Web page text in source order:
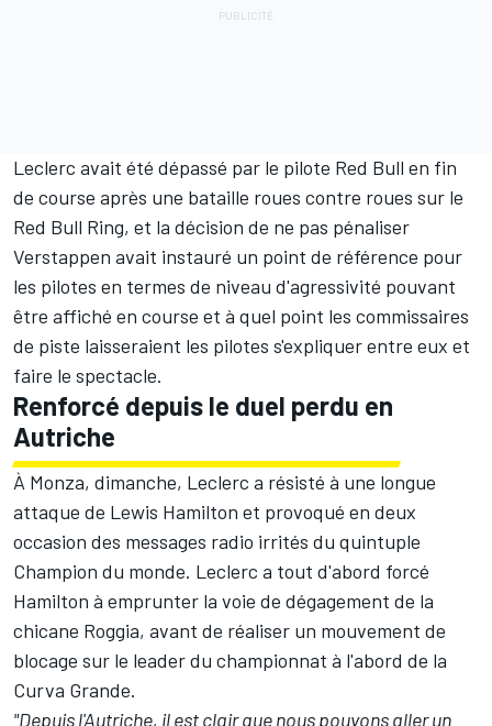
Leclerc avait été dépassé par le pilote Red Bull en fin
de course après une bataille roues contre roues sur le
Red Bull Ring, et la décision de ne pas pénaliser
Verstappen avait instauré un point de référence pour
les pilotes en termes de niveau d'agressivité pouvant
être affiché en course et à quel point les commissaires
de piste laisseraient les pilotes s'expliquer entre eux et
faire le spectacle.
Renforcé depuis le duel perdu en
Autriche
À Monza, dimanche, Leclerc a résisté à une longue
attaque de Lewis Hamilton et provoqué en deux
occasion des messages radio irrités du quintuple
Champion du monde. Leclerc a tout d'abord forcé
Hamilton à emprunter la voie de dégagement de la
chicane Roggia, avant de réaliser un mouvement de
blocage sur le leader du championnat à l'abord de la
Curva Grande.
"Depuis l'Autriche, il est clair que nous pouvons aller un